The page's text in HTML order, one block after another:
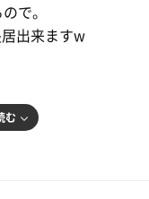
で。
出来ますw
む